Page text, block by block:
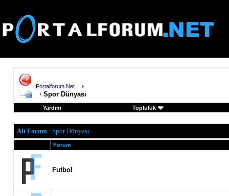
Portalforum.Net
Spor Dünyası
Yardım Topluluk
Alt Forum : Spor Dünyası
Forum
Futbol